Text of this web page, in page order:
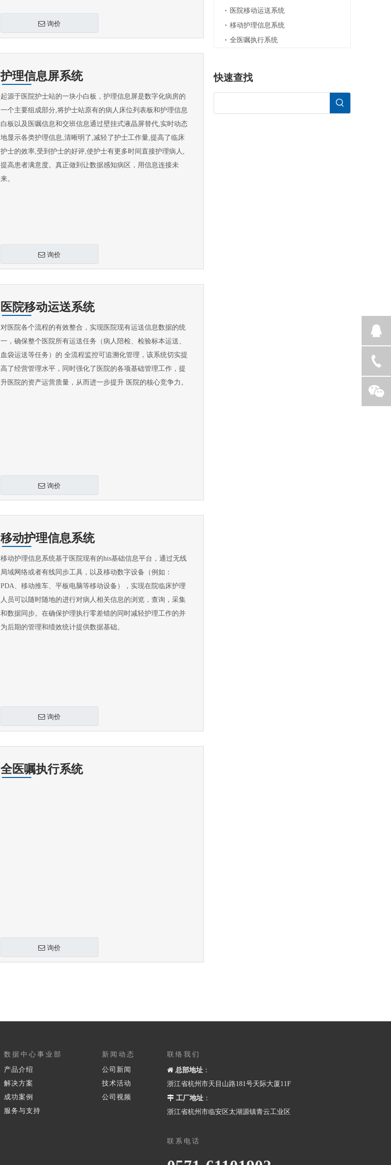
询价
护理信息屏系统
起源于医院护士站的一块小白板，护理信息屏是数字化病房的
一个主要组成部分,将护士站原有的病人床位列表板和护理信息
白板以及医嘱信息和交班信息通过壁挂式液晶屏替代,实时动态
地显示各类护理信息,清晰明了,减轻了护士工作量,提高了临床
护士的效率,受到护士的好评,使护士有更多时间直接护理病人,
提高患者满意度。真正做到让数据感知病区，用信息连接未
来。
询价
医院移动运送系统
对医院各个流程的有效整合，实现医院现有运送信息数据的统
一，确保整个医院所有运送任务（病人陪检、检验标本运送、
血袋运送等任务）的 全流程监控可追溯化管理，该系统切实提
高了经营管理水平，同时强化了医院的各项基础管理工作，提
升医院的资产运营质量，从而进一步提升 医院的核心竞争力。
询价
移动护理信息系统
移动护理信息系统基于医院现有的his基础信息平台，通过无线
局域网络或者有线同步工具，以及移动数字设备（例如：
PDA、移动推车、平板电脑等移动设备），实现在院临床护理
人员可以随时随地的进行对病人相关信息的浏览，查询，采集
和数据同步。在确保护理执行零差错的同时减轻护理工作的并
为后期的管理和绩效统计提供数据基础。
询价
全医嘱执行系统
询价
医院移动运送系统
移动护理信息系统
全医嘱执行系统
快速查找
数据中心事业部
产品介绍
解决方案
成功案例
服务与支持
新闻动态
公司新闻
技术活动
公司视频
联络我们
 总部地址 ：
浙江省杭州市天目山路181号天际大厦11F
 工厂地址 ：
浙江省杭州市临安区太湖源镇青云工业区
联系电话